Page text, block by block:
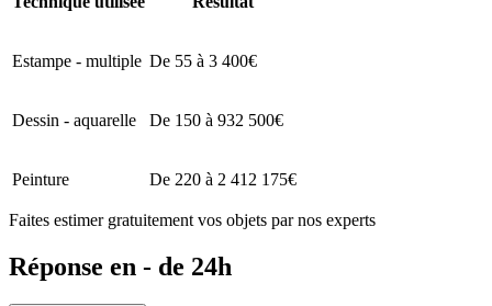
Estampe - multiple De 55 à 3 400€
Dessin - aquarelle De 150 à 932 500€
Peinture De 220 à 2 412 175€
Faites estimer gratuitement vos objets par nos experts
Réponse en - de 24h